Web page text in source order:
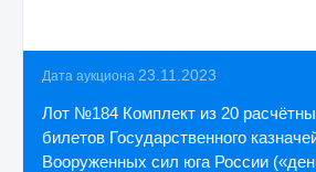
Дата аукциона 23.11.2023
Лот №184 Комплект из 20
билетов Государственного
Вооруженных сил юга России